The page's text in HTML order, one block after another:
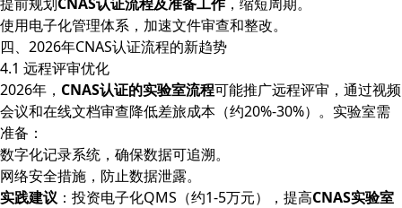
使用电子化管理体系，加速文件审查和整改。
四、2026年CNAS认证流程的新趋势
4.1 远程评审优化
2026年， CNAS认证的实验室流程可能推广远程评审，通过视频
会议和在线文档审查降低差旅成本（约20%-30%）。实验室需
准备：
数字化记录系统，确保数据可追溯。
网络安全措施，防止数据泄露。
实践建议 ：投资电子化QMS（约1-5万元），提高CNAS实验室